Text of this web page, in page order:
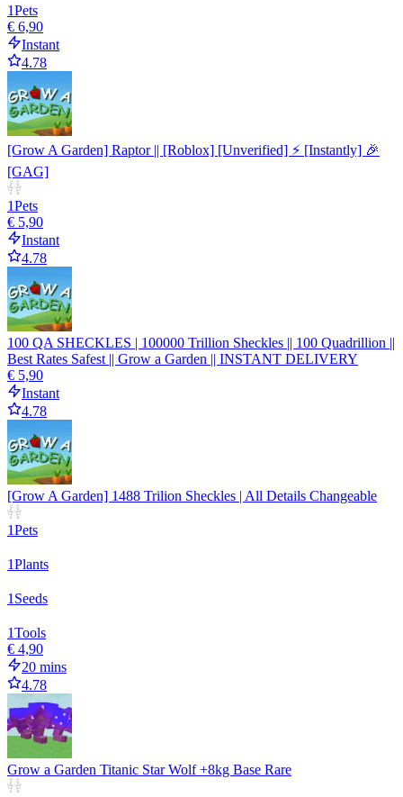
1Pets
€ 6,90
Instant
4.78
[Grow A Garden] Raptor || [Roblox] [Unverified] ⚡ [Instantly] 🎉
[GAG]
1Pets
€ 5,90
Instant
4.78
100 QA SHECKLES | 100000 Trillion Sheckles || 100 Quadrillion ||
Best Rates Safest || Grow a Garden || INSTANT DELIVERY
€ 5,90
Instant
4.78
[Grow A Garden] 1488 Trilion Sheckles | All Details Changeable
1Pets
1Plants
1 Seeds
1Tools
€ 4,90
20 mins
4.78
Grow a Garden Titanic Star Wolf +8kg Base Rare